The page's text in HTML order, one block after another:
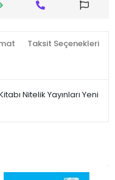
Taksit Seçenekleri
Nitelik Yayınları Yeni